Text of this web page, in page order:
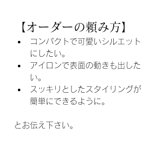
【オーダーの頼み方】
コンパクトで可愛いシルエット
にしたい。
アイロンで表面の動きも出した
い。
スッキリとしたスタイリングが
簡単にできるように。
とお伝え下さい。